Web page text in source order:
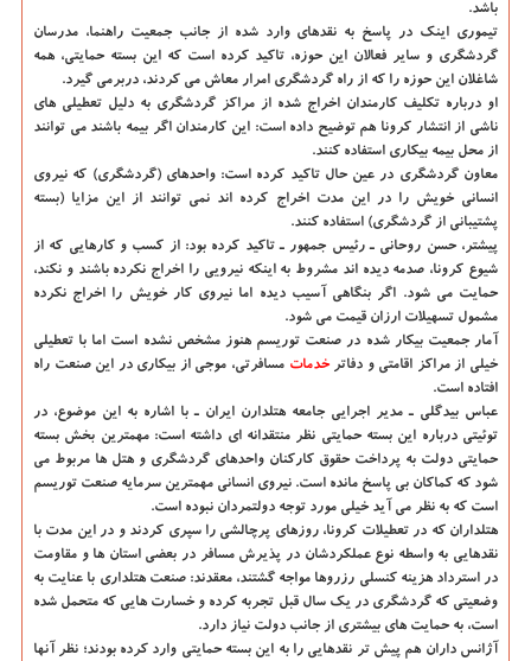
باشد.
تیموری اینك در پاسخ به نقدهای وارد شده از جانب جمعیت راهنما، مدرسان
گردشگری و سایر فعالان این حوزه، تاكید كرده است كه این بسته حمایتی، همه
شاغلان این حوزه را كه از راه گردشگری امرار معاش می كردند، دربرمی گیرد.
او درباره تكلیف كارمندان اخراج شده از مراكز گردشگری به دلیل تعطیلی های
ناشی از انتشار كرونا هم توضیح داده است: این كارمندان اگر بیمه باشند می توانند
از محل بیمه بیكاری استفاده كنند.
معاون گردشگری در عین حال تاكید كرده است: واحدهای (گردشگری) كه نیروی
انسانی خویش را در این مدت اخراج كرده اند نمی توانند از این مزایا (بسته
پشتیبانی از گردشگری) استفاده كنند.
پیشتر، حسن روحانی ـ رئیس جمهور ـ تاكید كرده بود: از كسب و كارهایی كه از
شیوع كرونا، صدمه دیده اند مشروط به اینكه نیرویی را اخراج نكرده باشند و نكند،
حمایت می شود. اگر بنگاهی آسیب دیده اما نیروی كار خویش را اخراج نكرده
مشمول تسهیلات ارزان قیمت می شود.
آمار جمعیت بیكار شده در صنعت توریسم هنوز مشخص نشده است اما با تعطیلی
خیلی از مراكز اقامتی و دفاترخدمات مسافرتی، موجی از بیكاری در این صنعت راه
افتاده است.
عباس بیدگلی ـ مدیر اجرایی جامعه هتلدارن ایران ـ با اشاره به این موضوع، در
توئیتی درباره این بسته حمایتی نظر منتقدانه ای داشته است: مهمترین بخش بسته
حمایتی دولت به پرداخت حقوق كاركنان واحدهای گردشگری و هتل ها مربوط می
شود كه كماكان بی پاسخ مانده است. نیروی انسانی مهمترین سرمایه صنعت توریسم
است كه به نظر می آید خیلی مورد توجه دولتمردان نبوده است.
هتلداران كه در تعطیلات كرونا، روزهای پرچالشی را سپری كردند و در این مدت با
نقدهایی به واسطه نوع عملكردشان در پذیرش مسافر در بعضی استان ها و مقاومت
در استرداد هزینه كنسلی رزروها مواجه گشتند، معقدند: صنعت هتلداری با عنایت به
وضعیتی كه گردشگری در یك سال قبل تجربه كرده و خسارت هایی كه متحمل شده
است، به حمایت های بیشتری از جانب دولت نیاز دارد.
آژانس داران هم پیش تر نقدهایی را به این بسته حمایتی وارد كرده بودند؛ نظر آنها